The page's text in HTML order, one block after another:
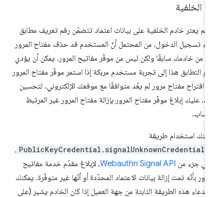
الخلفية
لم يعثر خادم الخلفية على بيانات اعتماد تتضمّن رقم تعريف مطابق
تسجيل الدخول، من المحتمل أنّ المستخدم قد حذف مفتاح المرور
من خادمك سابقًا ولكن ليس من موفّر مفاتيح المرور. يمكن أن يؤدي
التطابق هذا إلى تجربة مستخدم مربكة إذا استمر موفّر مفتاح المرور
اقتراح مفتاح مرور لم يعُد متوافقًا مع موقعك الإلكتروني. لتحسين
عليك إبلاغ موفّر مفتاح المرور بإزالة مفتاح المرور غير المرتبط
استخدام طريقة
،
جزء من Webauthn Signal API، لإبلاغ مقدّم خدمة مفاتيح
بأنّه تمت إزالة بيانات الاعتماد المحدّدة أو أنّها غير متوفّرة. يمكنك
هذه الطريقة الثابتة من جهة العميل إذا كان الخادم يشير (على